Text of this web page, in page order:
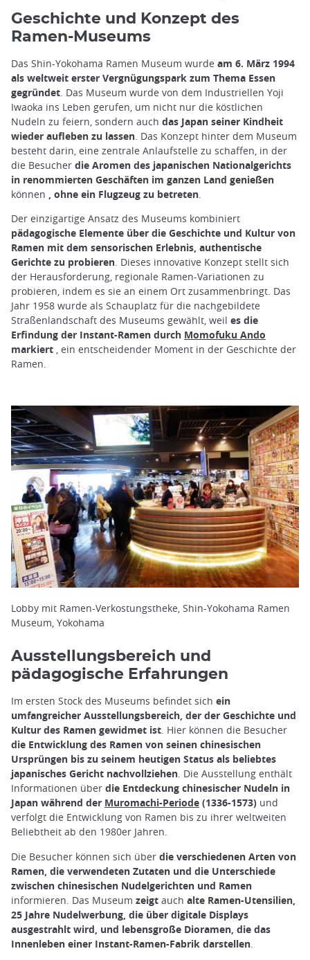
Geschichte und Konzept des
Ramen-Museums
Das Shin-Yokohama Ramen Museum wurde am 6. März 1994
als weltweit erster Vergnügungspark zum Thema Essen
gegründet. Das Museum wurde von dem Industriellen Yoji
Iwaoka ins Leben gerufen, um nicht nur die köstlichen
Nudeln zu feiern, sondern auch das Japan seiner Kindheit
wieder aufleben zu lassen. Das Konzept hinter dem Museum
besteht darin, eine zentrale Anlaufstelle zu schaffen, in der
die Besucher die Aromen des japanischen Nationalgerichts
in renommierten Geschäften im ganzen Land genießen
können , ohne ein Flugzeug zu betreten.
Der einzigartige Ansatz des Museums kombiniert
pädagogische Elemente über die Geschichte und Kultur von
Ramen mit dem sensorischen Erlebnis, authentische
Gerichte zu probieren. Dieses innovative Konzept stellt sich
der Herausforderung, regionale Ramen-Variationen zu
probieren, indem es sie an einem Ort zusammenbringt. Das
Jahr 1958 wurde als Schauplatz für die nachgebildete
Straßenlandschaft des Museums gewählt, weil es die
Erfindung der Instant-Ramen durch Momofuku Ando
markiert , ein entscheidender Moment in der Geschichte der
Ramen.
Lobby mit Ramen-Verkostungstheke, Shin-Yokohama Ramen
Museum, Yokohama
Ausstellungsbereich und
pädagogische Erfahrungen
Im ersten Stock des Museums befindet sich ein
umfangreicher Ausstellungsbereich, der der Geschichte und
Kultur des Ramen gewidmet ist. Hier können die Besucher
die Entwicklung des Ramen von seinen chinesischen
Ursprüngen bis zu seinem heutigen Status als beliebtes
japanisches Gericht nachvollziehen. Die Ausstellung enthält
Informationen über die Entdeckung chinesischer Nudeln in
Japan während der Muromachi-Periode (1336-1573) und
verfolgt die Entwicklung von Ramen bis zu ihrer weltweiten
Beliebtheit ab den 1980er Jahren.
Die Besucher können sich über die verschiedenen Arten von
Ramen, die verwendeten Zutaten und die Unterschiede
zwischen chinesischen Nudelgerichten und Ramen
informieren. Das Museum zeigt auch alte Ramen-Utensilien,
25 Jahre Nudelwerbung, die über digitale Displays
ausgestrahlt wird, und lebensgroße Dioramen, die das
Innenleben einer Instant-Ramen-Fabrik darstellen